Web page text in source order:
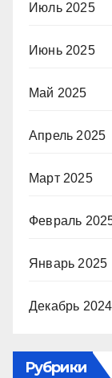
Июль 2025
Июнь 2025
Май 2025
Апрель 2025
Март 2025
Февраль
Январь 2025
Декабрь 2024
Рубрики